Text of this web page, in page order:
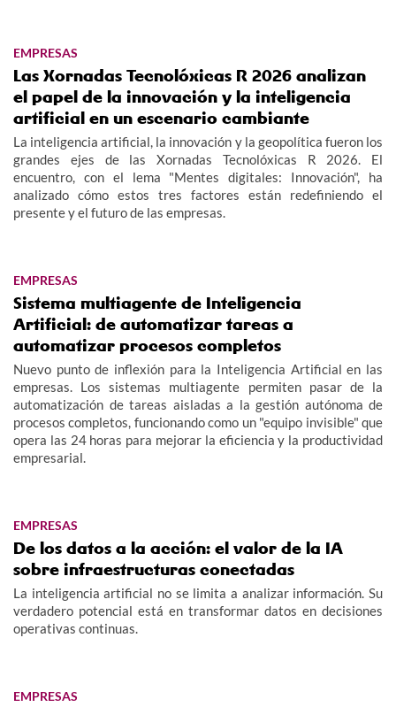
EMPRESAS
Las Xornadas Tecnolóxicas R 2026 analizan
el papel de la innovación y la inteligencia
artificial en un escenario cambiante
La inteligencia artificial, la innovación y la geopolítica fueron los
grandes ejes de las Xornadas Tecnolóxicas R 2026. El
encuentro, con el lema "Mentes digitales: Innovación", ha
analizado cómo estos tres factores están redefiniendo el
presente y el futuro de las empresas.
EMPRESAS
Sistema multiagente de Inteligencia
Artificial: de automatizar tareas a
automatizar procesos completos
Nuevo punto de inflexión para la Inteligencia Artificial en las
empresas. Los sistemas multiagente permiten pasar de la
automatización de tareas aisladas a la gestión autónoma de
procesos completos, funcionando como un "equipo invisible" que
opera las 24 horas para mejorar la eficiencia y la productividad
empresarial.
EMPRESAS
De los datos a la acción: el valor de la IA
sobre infraestructuras conectadas
La inteligencia artificial no se limita a analizar información. Su
verdadero potencial está en transformar datos en decisiones
operativas continuas.
EMPRESAS